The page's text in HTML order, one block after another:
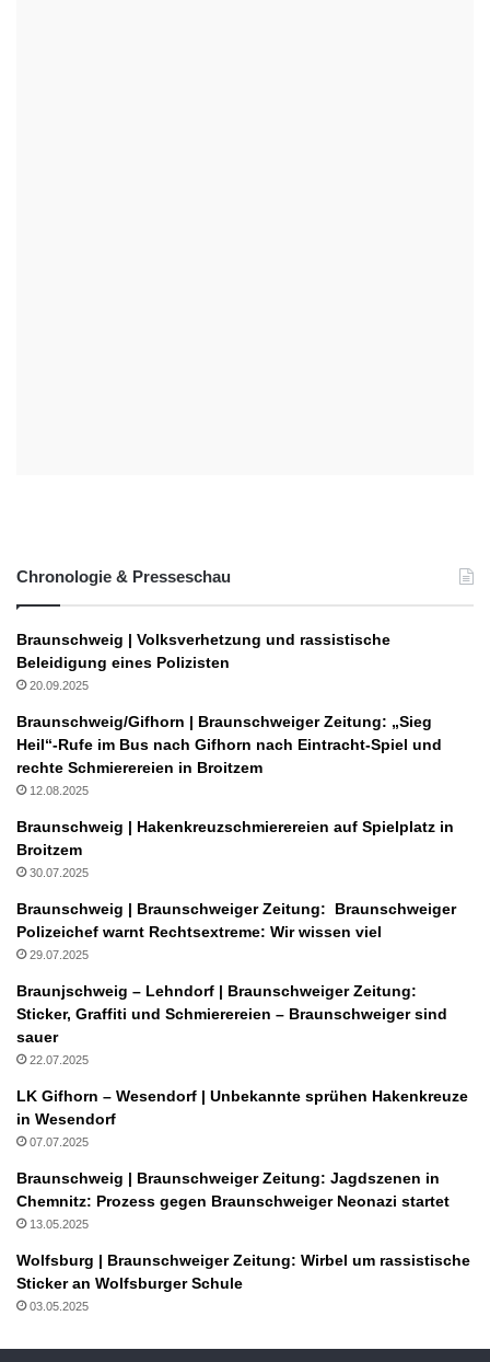
Chronologie & Presseschau
Braunschweig | Volksverhetzung und rassistische
Beleidigung eines Polizisten
20.09.2025
Braunschweig/Gifhorn | Braunschweiger Zeitung: „Sieg
Heil“-Rufe im Bus nach Gifhorn nach Eintracht-Spiel und
rechte Schmierereien in Broitzem
12.08.2025
Braunschweig | Hakenkreuzschmierereien auf Spielplatz in
Broitzem
30.07.2025
Braunschweig | Braunschweiger Zeitung: Braunschweiger
Polizeichef warnt Rechtsextreme: Wir wissen viel
29.07.2025
Braunjschweig – Lehndorf | Braunschweiger Zeitung:
Sticker, Graffiti und Schmierereien – Braunschweiger sind
sauer
22.07.2025
LK Gifhorn – Wesendorf | Unbekannte sprühen Hakenkreuze
in Wesendorf
07.07.2025
Braunschweig | Braunschweiger Zeitung: Jagdszenen in
Chemnitz: Prozess gegen Braunschweiger Neonazi startet
13.05.2025
Wolfsburg | Braunschweiger Zeitung: Wirbel um rassistische
Sticker an Wolfsburger Schule
03.05.2025